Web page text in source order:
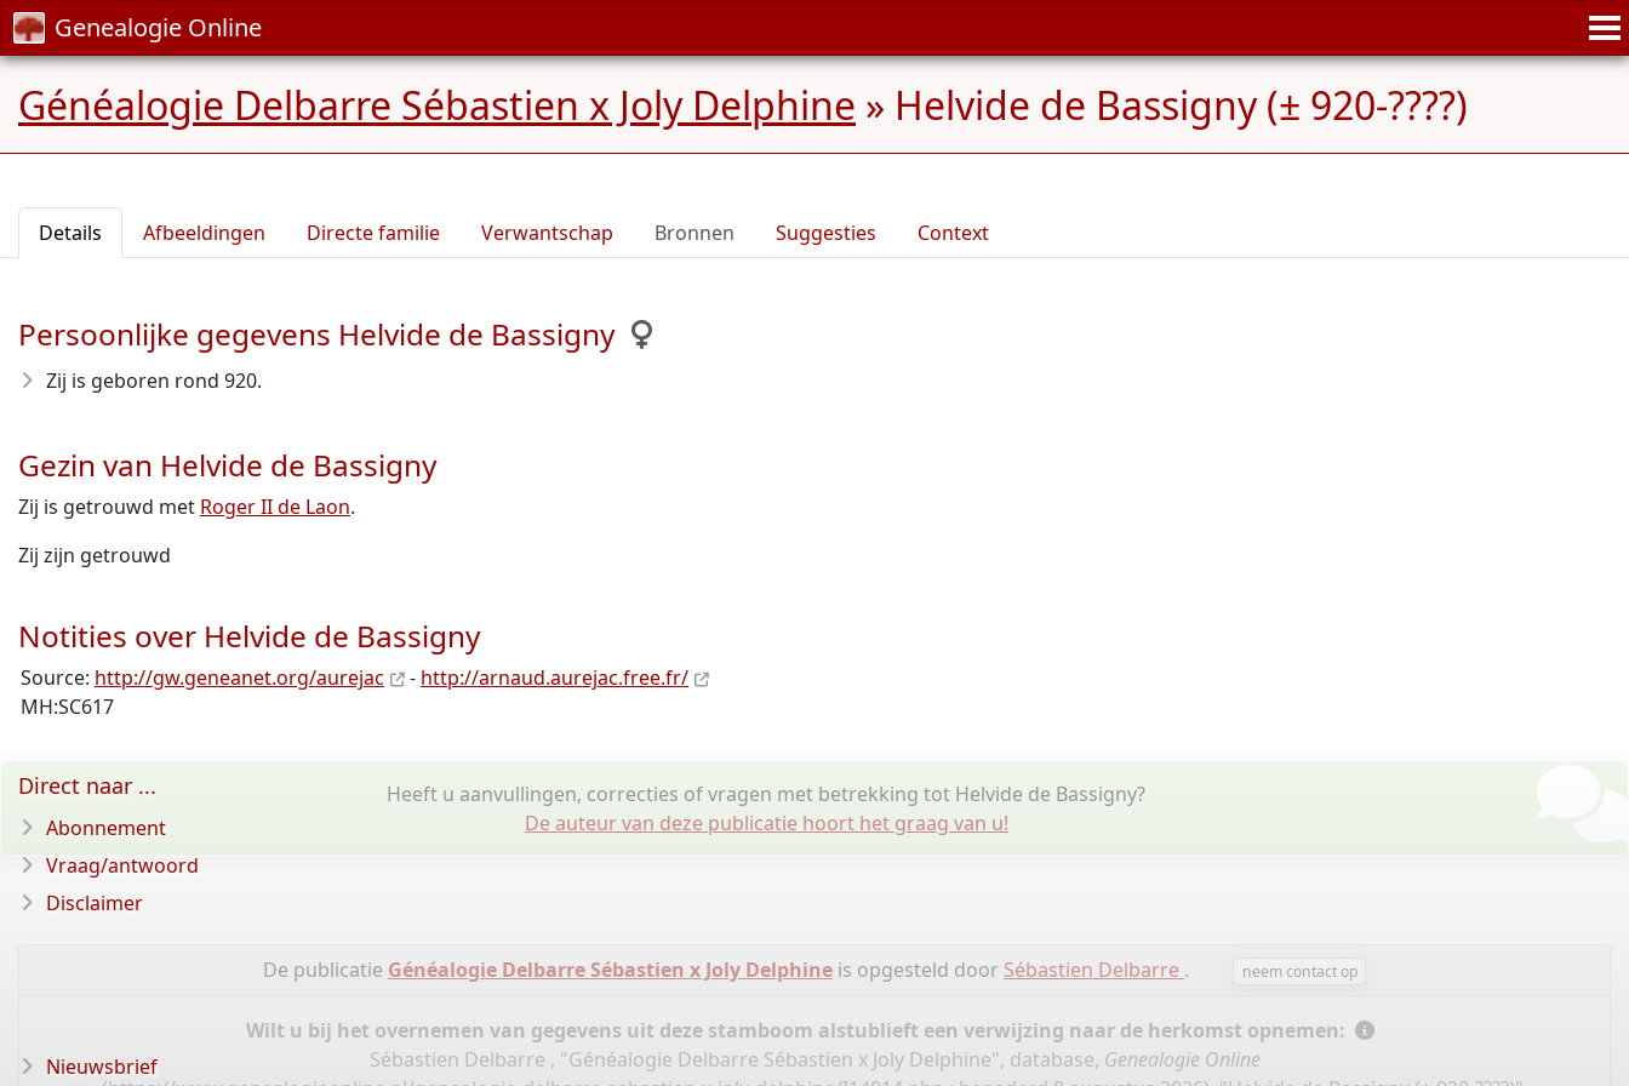
Genealogie Online
Généalogie Delbarre Sébastien x Joly Delphine » Helvide de Bassigny (± 920-????)
Details Afbeeldingen Directe familie Verwantschap Bronnen Suggesties Context
Persoonlijke gegevens Helvide de Bassigny
Zij is geboren rond 920.
Gezin van Helvide de Bassigny
Zij is getrouwd met Roger II de Laon.
Zij zijn getrouwd
Notities over Helvide de Bassigny
Source: http://gw.geneanet.org/aurejac - http://arnaud.aurejac.free.fr/
MH:SC617
Heeft u aanvullingen, correcties of vragen met betrekking tot Helvide de Bassigny?
De auteur van deze publicatie hoort het graag van u!
De publicatie Généalogie Delbarre Sébastien x Joly Delphineis opgesteld door Sébastien Delbarre . neem contact op
Wilt u bij het overnemen van gegevens uit deze stamboom alstublieft een verwijzing naar de herkomst opnemen:
Sébastien Delbarre , "Généalogie Delbarre Sébastien x Joly Delphine", database, Genealogie Online
Direct naar ...
Abonnement
Vraag/antwoord
Disclaimer
Nieuwsbrief